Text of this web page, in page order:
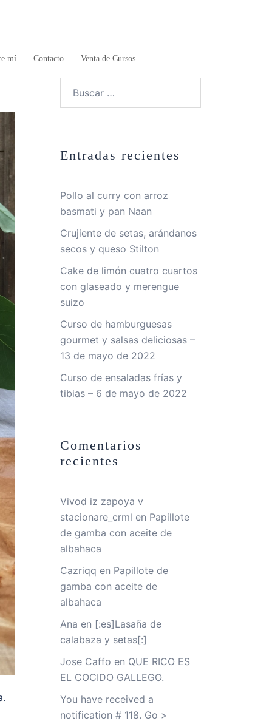
mí Contacto Venta de Cursos
Entradas recientes
Pollo al curry con arroz
basmati y pan Naan
Crujiente de setas, arándanos
secos y queso Stilton
Cake de limón cuatro cuartos
con glaseado y merengue
suizo
Curso de hamburguesas
gourmet y salsas deliciosas –
13 de mayo de 2022
Curso de ensaladas frías y
tibias – 6 de mayo de 2022
Comentarios
recientes
Vivod iz zapoya v
stacionare_crml en Papillote
de gamba con aceite de
albahaca
Cazriqq en Papillote de
gamba con aceite de
albahaca
Ana en [:es]Lasaña de
calabaza y setas[:]
Jose Caffo en QUE RICO ES
EL COCIDO GALLEGO.
You have received a
notification # 118. Go >